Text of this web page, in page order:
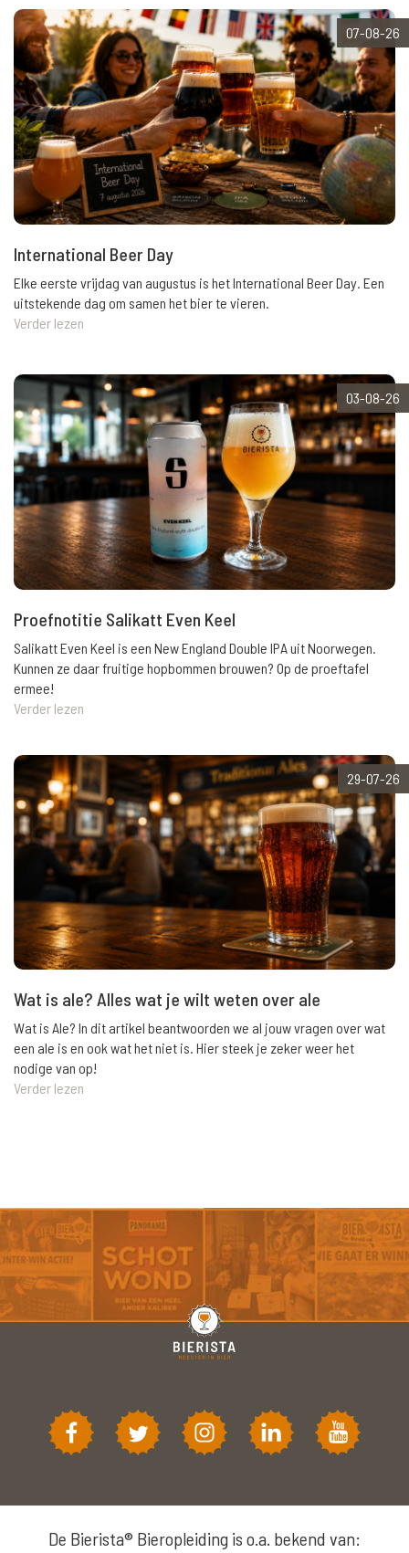
07-08-26
International Beer Day
Elke eerste vrijdag van augustus is het International Beer Day. Een
uitstekende dag om samen het bier te vieren.
Verder lezen
03-08-26
Proefnotitie Salikatt Even Keel
Salikatt Even Keel is een New England Double IPA uit Noorwegen.
Kunnen ze daar fruitige hopbommen brouwen? Op de proeftafel
ermee!
Verder lezen
29-07-26
Wat is ale? Alles wat je wilt weten over ale
Wat is Ale? In dit artikel beantwoorden we al jouw vragen over wat
een ale is en ook wat het niet is. Hier steek je zeker weer het
nodige van op!
Verder lezen
De Bierista® Bieropleiding is o.a. bekend van: